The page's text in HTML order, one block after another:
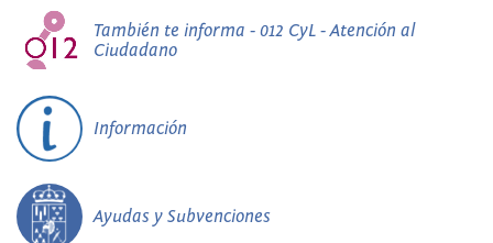
También te informa - 012 CyL - Atención al
Ciudadano
Información
Ayudas y Subvenciones